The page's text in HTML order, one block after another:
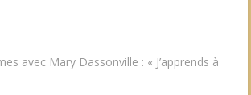
avec Mary Dassonville : « J’apprends à